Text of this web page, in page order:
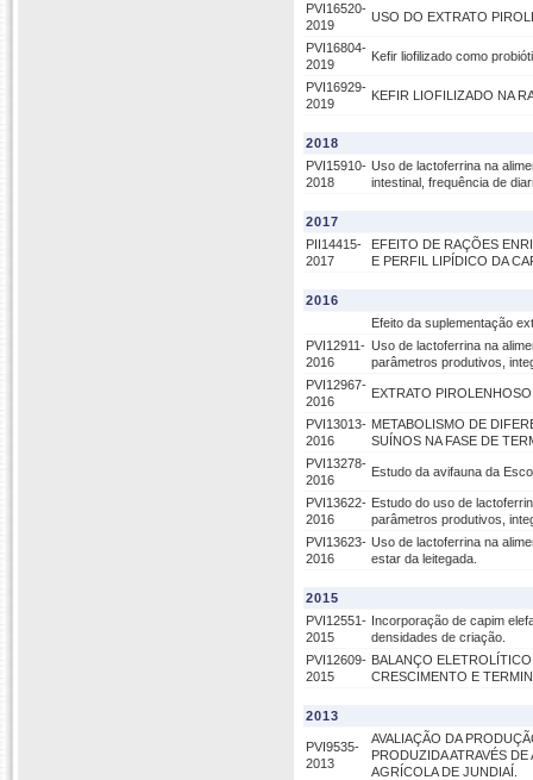
PVI16520-
2019
USO DO EXTRATO
PVI16804-
2019
Kefir liofilizado como
PVI16929-
2019
KEFIR LIOFILIZADO NA
2018
PVI15910-
2018
Uso de lactoferrina na
intestinal, frequência de
2017
PII14415-
2017
EFEITO DE RAÇÕES
E PERFIL LIPÍDICO DA
2016
Efeito da suplementação
PVI12911-
2016
Uso de lactoferrina na
parâmetros produtivos,
PVI12967-
2016
EXTRATO
PVI13013-
2016
METABOLISMO DE
SUÍNOS NA FASE DE
PVI13278-
2016
Estudo da avifauna da
PVI13622-
2016
Estudo do uso de
parâmetros produtivos,
PVI13623-
2016
Uso de lactoferrina na
estar da leitegada.
2015
PVI12551-
2015
Incorporação de capim
densidades de criação.
PVI12609-
2015
BALANÇO
CRESCIMENTO E
2013
PVI9535-
2013
AVALIAÇÃO DA
PRODUZIDA ATRAVÉS
AGRÍCOLA DE JUNDIAÍ.